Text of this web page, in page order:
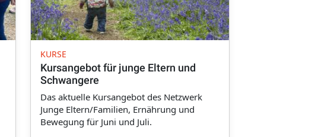
KURSE
Kursangebot für junge Eltern und
Schwangere
Das aktuelle Kursangebot des Netzwerk
Junge Eltern/Familien, Ernährung und
Bewegung für Juni und Juli.